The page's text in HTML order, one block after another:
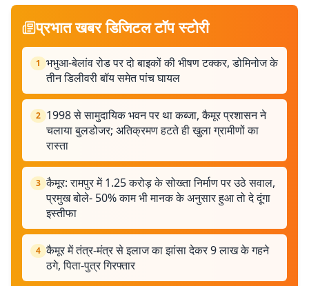
प्रभात खबर डिजिटल टॉप स्टोरी
1 भभुआ-बेलांव रोड पर दो बाइकों की भीषण टक्कर, डोमिनोज के
तीन डिलीवरी बॉय समेत पांच घायल
2 1998 से सामुदायिक भवन पर था कब्जा, कैमूर प्रशासन ने
चलाया बुलडोजर; अतिक्रमण हटते ही खुला ग्रामीणों का
रास्ता
3 कैमूर: रामपुर में 1.25 करोड़ के सोख्ता निर्माण पर उठे सवाल,
प्रमुख बोले- 50% काम भी मानक के अनुसार हुआ तो दे दूंगा
इस्तीफा
4 कैमूर में तंत्र-मंत्र से इलाज का झांसा देकर 9 लाख के गहने
ठगे, पिता-पुत्र गिरफ्तार